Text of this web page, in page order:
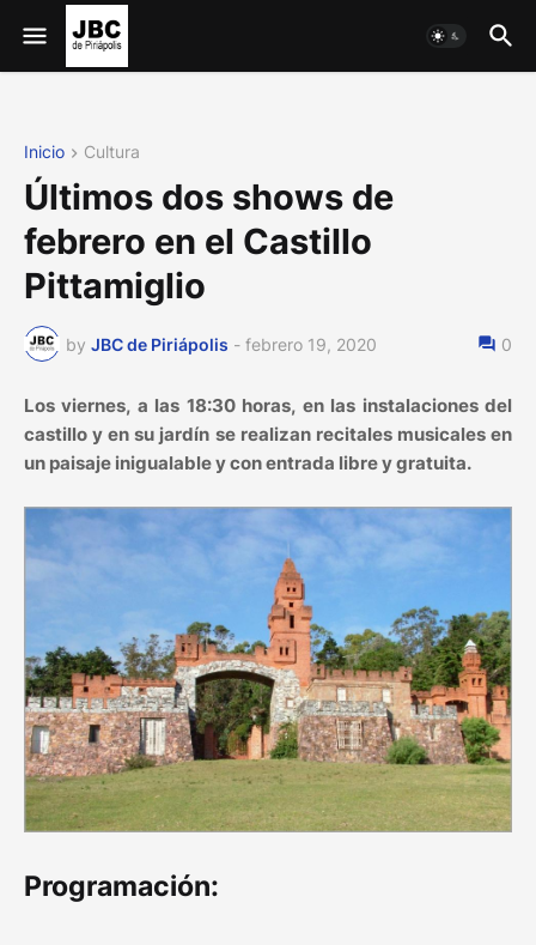
Inicio Cultura
Últimos dos shows de
febrero en el Castillo
Pittamiglio
by JBC de Piriápolis - febrero 19, 2020 0
Los viernes, a las 18:30 horas, en las instalaciones del
castillo y en su jardín se realizan recitales musicales en
un paisaje inigualable y con entrada libre y gratuita.
Programación: